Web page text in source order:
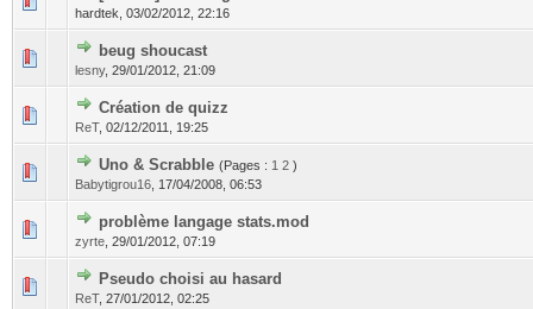
hardtek, 03/02/2012, 22:16
beug shoucast
lesny, 29/01/2012, 21:09
Création de quizz
ReT, 02/12/2011, 19:25
Uno & Scrabble (Pages : 1 2 )
Babytigrou16 17/04/2008, 06:53
problème langage stats.mod
zyrte 29/01/2012, 07:19
Pseudo choisi au hasard
ReT, 27/01/2012, 02:25